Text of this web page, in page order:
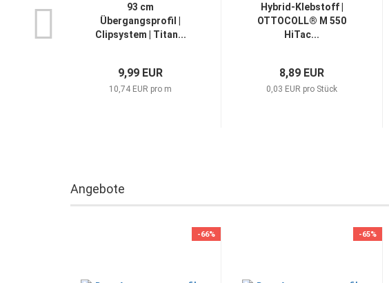
93 cm
Übergangsprofil |
Clipsystem | Titan...
9,99 EUR
10,74 EUR pro m
Hybrid-Klebstoff |
OTTOCOLL® M 550
HiTac...
8,89 EUR
0,03 EUR pro Stück
Angebote
-66% -65%